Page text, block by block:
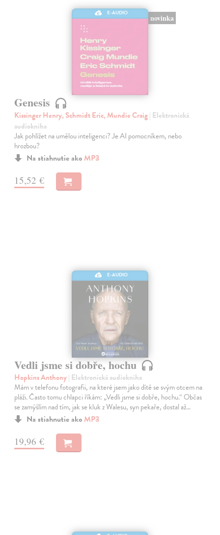
E-AUDIO
novinka
Genesis
Kissinger Henry, Schmidt Eric, Mundie Craig| Elektronická
audiokniha
Jak pohlížet na umělou inteligenci? Je AI pomocníkem, nebo
hrozbou?
Na stiahnutie ako MP3
15,52 €
E-AUDIO
Vedli jsme si dobře, hochu
Hopkins Anthony| Elektronická audiokniha
Mám v telefonu fotografii, na které jsem jako dítě se svým otcem na
pláži. Často tomu chlapci říkám: „Vedli jsme si dobře, hochu.“ Občas
se zamýšlím nad tím, jak se kluk z Walesu, syn pekaře, dostal až…
Na stiahnutie ako MP3
19,96 €